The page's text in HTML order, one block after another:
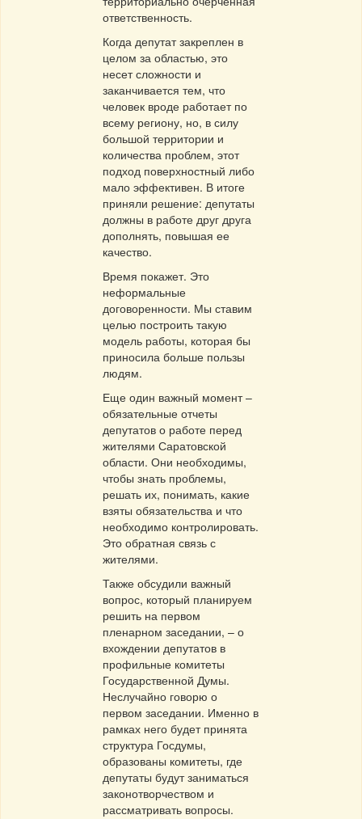
ответственность.
Когда депутат закреплен в
целом за областью, это
несет сложности и
заканчивается тем, что
человек вроде работает по
всему региону, но, в силу
большой территории и
количества проблем, этот
подход поверхностный либо
мало эффективен. В итоге
приняли решение: депутаты
должны в работе друг друга
дополнять, повышая ее
качество.
Время покажет. Это
неформальные
договоренности. Мы ставим
целью построить такую
модель работы, которая бы
приносила больше пользы
людям.
Еще один важный момент –
обязательные отчеты
депутатов о работе перед
жителями Саратовской
области. Они необходимы,
чтобы знать проблемы,
решать их, понимать, какие
взяты обязательства и что
необходимо контролировать.
Это обратная связь с
жителями.
Также обсудили важный
вопрос, который планируем
решить на первом
пленарном заседании, – о
вхождении депутатов в
профильные комитеты
Государственной Думы.
Неслучайно говорю о
первом заседании. Именно в
рамках него будет принята
структура Госдумы,
образованы комитеты, где
депутаты будут заниматься
законотворчеством и
рассматривать вопросы.